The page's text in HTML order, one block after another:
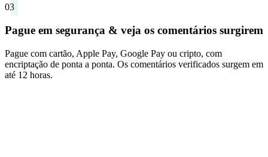
Pague em segurança & veja os comentários surgirem
encriptação de ponta a ponta. Os comentários verificados surgem em
até 12 horas.